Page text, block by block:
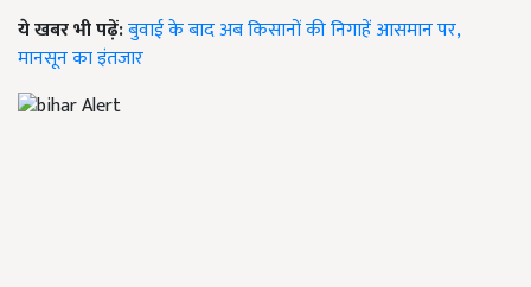
ये खबर भी पढ़ें:बुवाई के बाद अब किसानों की निगाहें आसमान पर,
मानसून का इंतजार